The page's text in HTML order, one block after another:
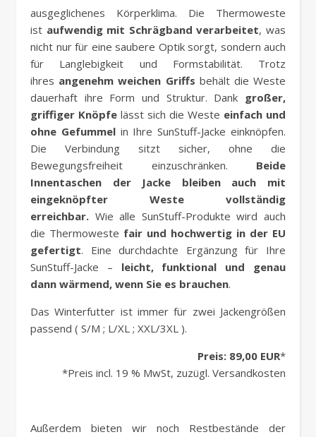
ausgeglichenes Körperklima. Die Thermoweste
ist aufwendig mit Schrägband verarbeitet, was
nicht nur für eine saubere Optik sorgt, sondern auch
für Langlebigkeit und Formstabilität. Trotz
ihres angenehm weichen Griffs behält die Weste
dauerhaft ihre Form und Struktur. Dank großer,
griffiger Knöpfe lässt sich die Weste einfach und
ohne Gefummelin Ihre SunStuff-Jacke einknöpfen.
Die Verbindung sitzt sicher, ohne die
Bewegungsfreiheit einzuschränken. Beide
Innentaschen der Jacke bleiben auch mit
eingeknöpfter Weste vollständig
erreichbar. Wie alle SunStuff-Produkte wird auch
die Thermoweste fair und hochwertig in der EU
gefertigt. Eine durchdachte Ergänzung für Ihre
SunStuff-Jacke – leicht, funktional und genau
dann wärmend, wenn Sie es brauchen.
Das Winterfutter ist immer für zwei Jackengrößen
passend ( S/M ; L/XL ; XXL/3XL ).
Preis: 89,00 EUR*
*Preis incl. 19 % MwSt, zuzügl. Versandkosten
Außerdem bieten wir noch Restbestände der